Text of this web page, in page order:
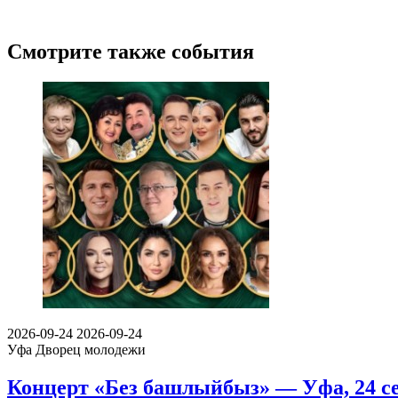
Смотрите также события
2026-09-24 2026-09-24
Уфа Дворец молодежи
Концерт «Без башлыйбыз» — Уфа, 24